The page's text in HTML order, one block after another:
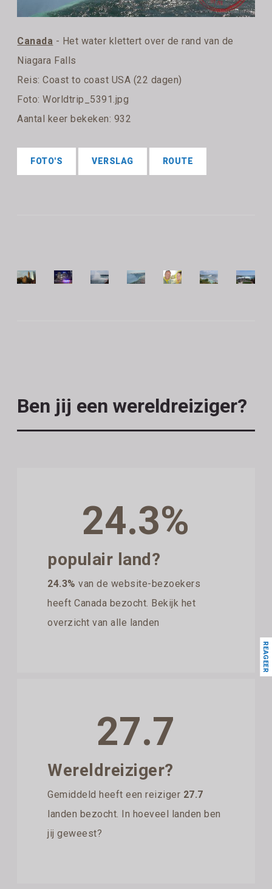
Canada - Het water klettert over de rand van de
Niagara Falls
Reis:Coast to coast USA (22 dagen)
Foto: Worldtrip_5391.jpg
Aantal keer bekeken: 932
FOTO'S VERSLAG ROUTE
Ben jij een wereldreiziger?
24.3%
populair land?
24.3% van de website-bezoekers
heeft Canada bezocht. Bekijk het
overzicht van alle landen
27.7
Wereldreiziger?
Gemiddeld heeft een reiziger 27.7
landen bezocht. In hoeveel landen ben
jij geweest?
REAGEER